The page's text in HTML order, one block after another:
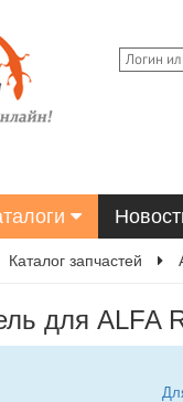
Каталог запчастей
для ALFA